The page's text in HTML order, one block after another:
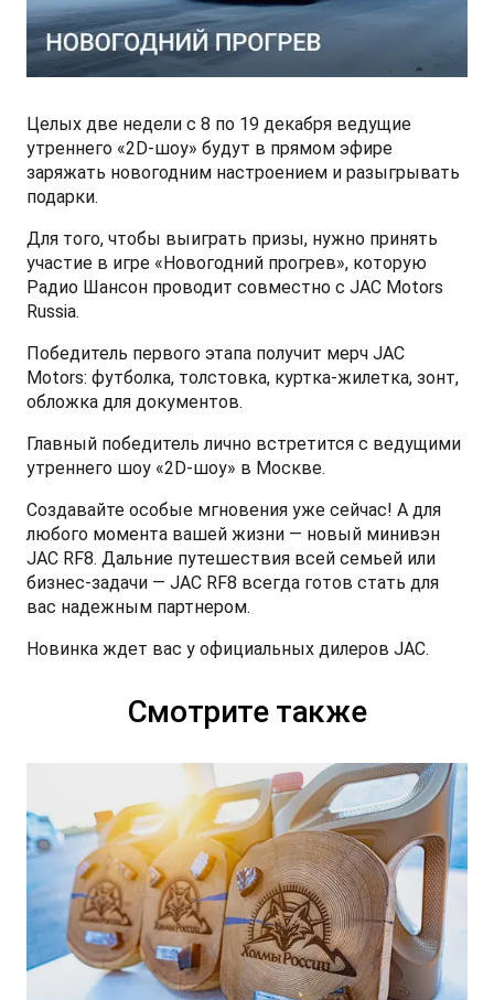
JS6 Кроссовер
от 1 949 000 ₽*
J7 Лифтбек
JAC T8 PRO Пикап
от 4 774 000 ₽*
ФИНАНСЫ И УСЛУГИ
Кредитование
Лизинг
Кредитный калькулятор
ПОДДЕРЖКА
Помощь на дорогах
Дополнительные программы помощи на дорогах
Регламент ТО
Руководство по обслуживанию и гарантия
Руководства по эксплуатации
СМИ о нас
Контакты
Правовая информация
Партнеры
Целых две недели с 8 по 19 декабря ведущие
утреннего «2D-шоу» будут в прямом эфире
заряжать новогодним настроением и разыгрывать
подарки.
Для того, чтобы выиграть призы, нужно принять
участие в игре «Новогодний прогрев», которую
Радио Шансон проводит совместно с JAC Motors
Russia.
Победитель первого этапа получит мерч JAC
Motors: футболка, толстовка, куртка-жилетка, зонт,
обложка для документов.
Главный победитель лично встретится с ведущими
утреннего шоу «2D-шоу» в Москве.
Создавайте особые мгновения уже сейчас! А для
любого момента вашей жизни — новый минивэн
JAC RF8. Дальние путешествия всей семьей или
бизнес-задачи — JAC RF8 всегда готов стать для
вас надежным партнером.
Новинка ждет вас у официальных дилеров JAC.
Смотрите также